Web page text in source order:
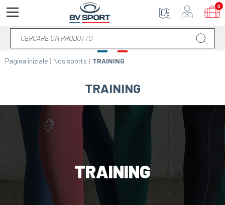
Pagina iniziale Nos sports TRAINING
TRAINING
TRAINING
0